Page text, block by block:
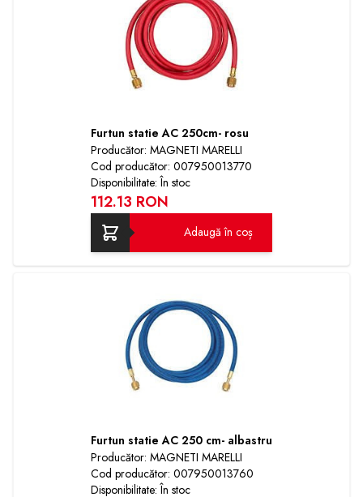
Furtun statie AC 250cm- rosu
Producător: MAGNETI MARELLI
Cod producător: 007950013770
Disponibilitate: În stoc
112.13 RON
Adaugă în coș
Furtun statie AC 250 cm- albastru
Producător: MAGNETI MARELLI
Cod producător: 007950013760
Disponibilitate: În stoc